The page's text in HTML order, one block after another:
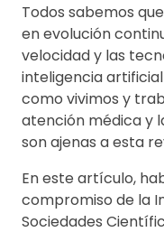
Todos sabemos
en evolución
velocidad y las
inteligencia
como vivimos y
atención médica y
son ajenas a esta
En este artículo,
compromiso de la
Sociedades